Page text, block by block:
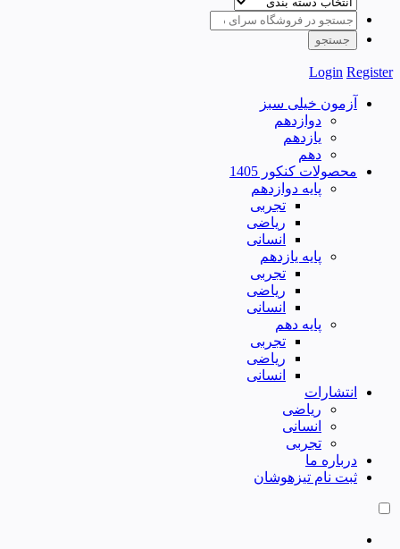
Login Register
آزمون خیلی سبز
دوازدهم
یازدهم
دهم
محصولات کنکور 1405
پایه دوازدهم
تجربی
ریاضی
انسانی
پایه یازدهم
تجربی
ریاضی
انسانی
پایه دهم
تجربی
ریاضی
انسانی
انتشارات
ریاضی
انسانی
تجربی
درباره ما
ثبت نام تیزهوشان